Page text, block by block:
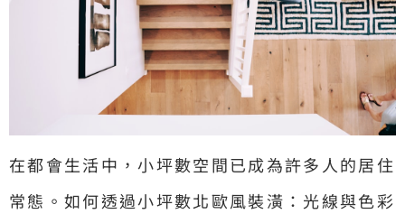
在都會生活中，小坪數空間已成為許多人的居住
常態。如何透過小坪數北歐風裝潢：光線與色彩